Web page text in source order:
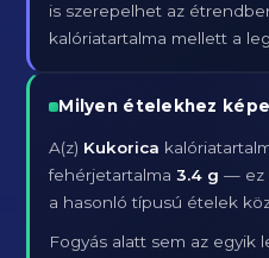
is szerepelhet az
kalóriatartalma mellett a
Milyen ételekhez
A(z) Kukorica
fehérjetartalma3.4 g — ez
a hasonló típusú ételek
Fogyás alatt sem az egyik